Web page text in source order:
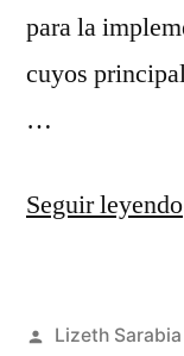
para la
cuyos
…
Seguir leyendo
Lizeth Sarabia